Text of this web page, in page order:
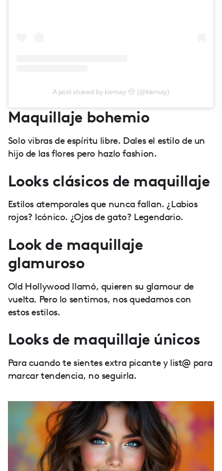
A post shared by kiersay 🤠 (@kiersay)
Maquillaje bohemio
Solo vibras de espíritu libre. Dales el estilo de un
hijo de las flores pero hazlo fashion.
Looks clásicos de maquillaje
Estilos atemporales que nunca fallan. ¿Labios
rojos? Icónico. ¿Ojos de gato? Legendario.
Look de maquillaje
glamuroso
Old Hollywood llamó, quieren su glamour de
vuelta. Pero lo sentimos, nos quedamos con
estos estilos.
Looks de maquillaje únicos
Para cuando te sientes extra picante y list@ para
marcar tendencia, no seguirla.